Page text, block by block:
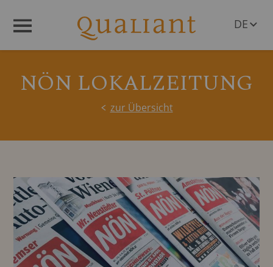
DE
NÖN LOKALZEITUNG
zur Übersicht